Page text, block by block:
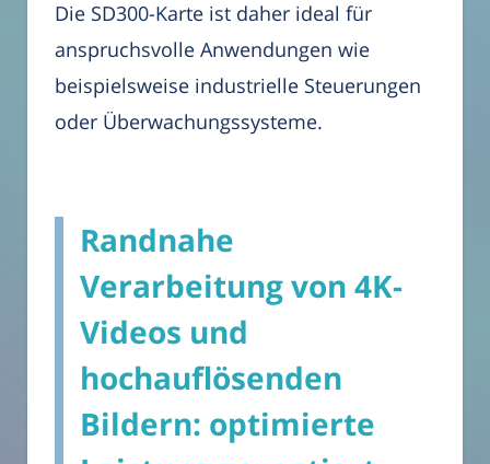
Die SD300-Karte ist daher ideal für
anspruchsvolle Anwendungen wie
beispielsweise industrielle Steuerungen
oder Überwachungssysteme.
Randnahe
Verarbeitung von 4K-
Videos und
hochauflösenden
Bildern: optimierte